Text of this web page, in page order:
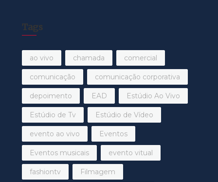
Tags
ao vivo chamada comercial
comunicação comunicação corporativa
depoimento EAD Estúdio Ao Vivo
Estúdio de Tv Estúdio de Vídeo
evento ao vivo Eventos
Eventos musicais evento vitual
fashiontv Filmagem